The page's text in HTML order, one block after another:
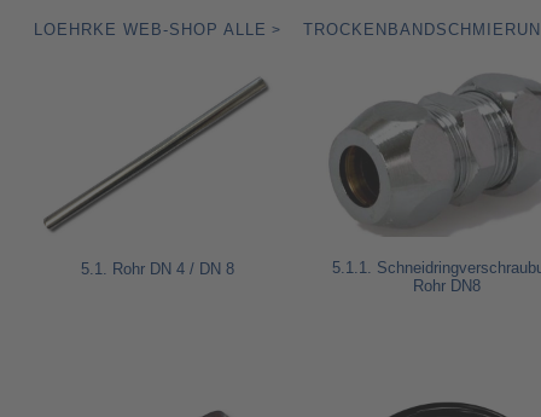
LOEHRKE WEB-SHOP ALLE >
5.1. Rohr DN 4 / DN 8
5.1.1.
Rohr DN8